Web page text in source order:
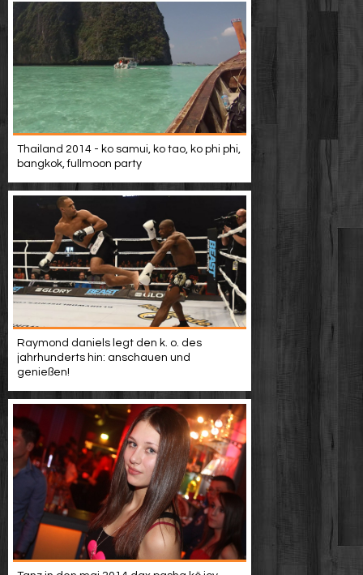
Thailand 2014 - ko samui, ko tao, ko phi phi,
bangkok, fullmoon party
Raymond daniels legt den k. o. des
jahrhunderts hin: anschauen und
genießen!